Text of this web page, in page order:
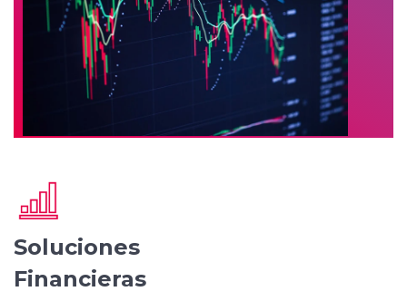
Soluciones
Financieras